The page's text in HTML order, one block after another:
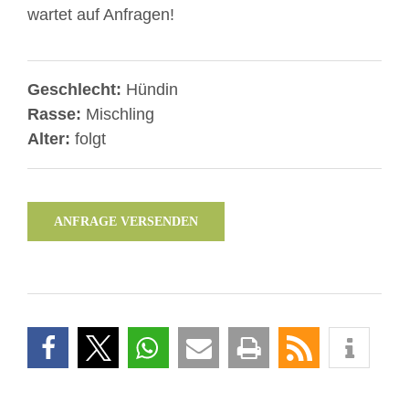
wartet auf Anfragen!
Geschlecht: Hündin
Rasse: Mischling
Alter: folgt
ANFRAGE VERSENDEN